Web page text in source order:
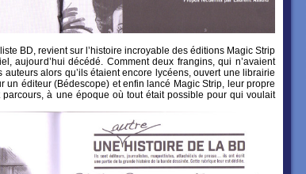
BD, revient sur l’histoire incroyable des éditions Magic Strip
aujourd’hui décédé. Comment deux frangins, qui n’avaient
alors qu’ils étaient encore lycéens, ouvert une librairie
un éditeur (Bédescope) et enfin lancé Magic Strip, leur propre
parcours, à une époque où tout était possible pour qui voulait